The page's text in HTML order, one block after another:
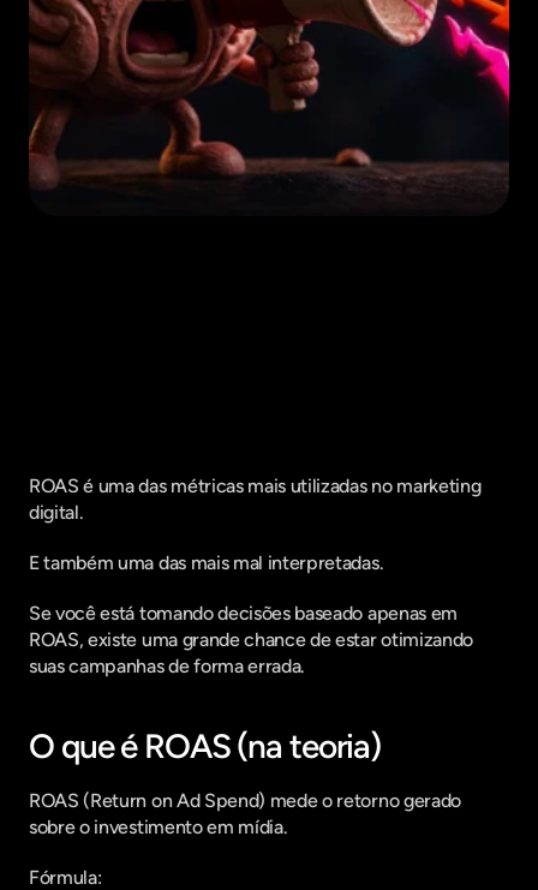
ROAS é uma das métricas mais utilizadas no marketing
digital.
E também uma das mais mal interpretadas.
Se você está tomando decisões baseado apenas em
ROAS, existe uma grande chance de estar otimizando
suas campanhas de forma errada.
O que é ROAS (na teoria)
ROAS (Return on Ad Spend) mede o retorno gerado
sobre o investimento em mídia.
Fórmula: